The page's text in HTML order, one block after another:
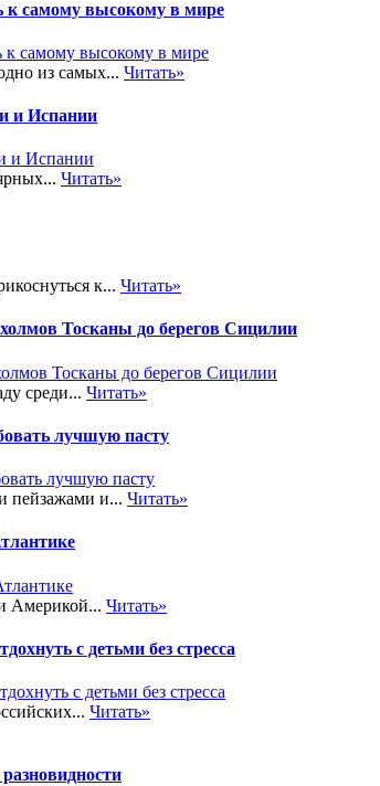
к самому высокому в мире
из самых... Читать»
и Испании
Читать»
к... Читать»
Тосканы до берегов Сицилии
среди... Читать»
лучшую пасту
пейзажами и... Читать»
Америкой... Читать»
с детьми без стресса
Читать»